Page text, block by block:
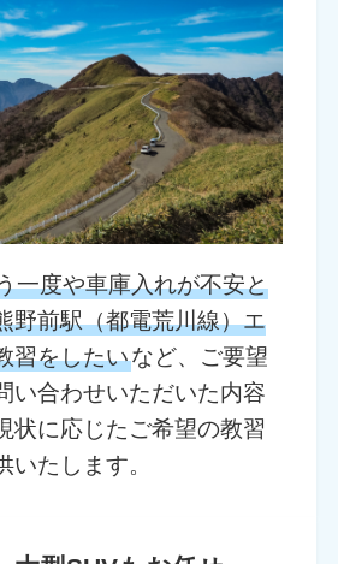
一度や車庫入れが不安と
野前駅（都電荒川線）エ
習をしたいなど、ご要望
い合わせいただいた内容
状に応じたご希望の教習
いたします。